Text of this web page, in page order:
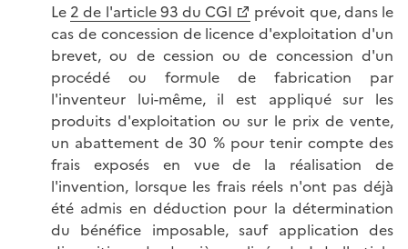
Le 2 de l'article 93 du CGI
prévoit que, dans le
cas de concession de licence d'exploitation d'un
brevet, ou de cession ou de concession d'un
procédé ou formule de fabrication par
l'inventeur lui-même, il est appliqué sur les
produits d'exploitation ou sur le prix de vente,
un abattement de 30 % pour tenir compte des
frais exposés en vue de la réalisation de
l'invention, lorsque les frais réels n'ont pas déjà
été admis en déduction pour la détermination
du bénéfice imposable, sauf application des